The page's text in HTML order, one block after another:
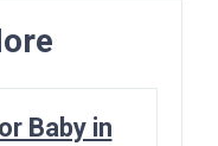
Baby in